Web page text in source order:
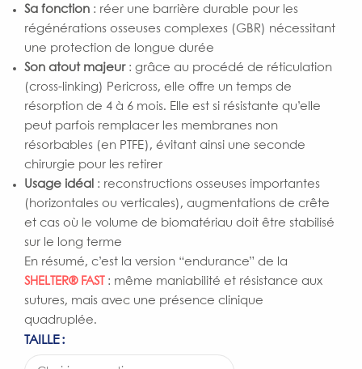
Sa fonction : réer une barrière durable pour les
régénérations osseuses complexes (GBR) nécessitant
une protection de longue durée
Son atout majeur: grâce au procédé de réticulation
(cross-linking) Pericross, elle offre un temps de
résorption de 4 à 6 mois. Elle est si résistante qu’elle
peut parfois remplacer les membranes non
résorbables (en PTFE), évitant ainsi une seconde
chirurgie pour les retirer
Usage idéal : reconstructions osseuses importantes
(horizontales ou verticales), augmentations de crête
et cas où le volume de biomatériau doit être stabilisé
sur le long terme
En résumé, c’est la version “endurance” de la
SHELTER® FAST
: même maniabilité et résistance aux
sutures, mais avec une présence clinique
quadruplée.
TAILLE